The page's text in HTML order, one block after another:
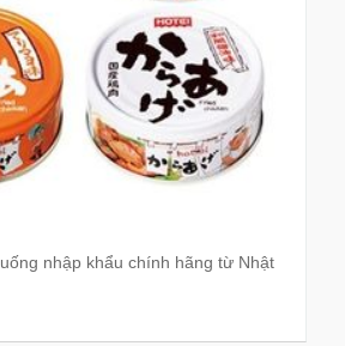
nhập khẩu chính hãng từ Nhật